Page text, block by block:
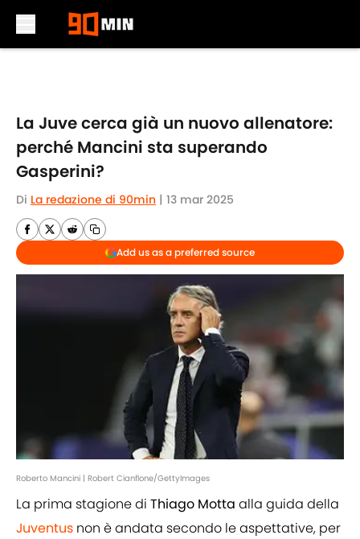
La Juve cerca già un nuovo allenatore:
perché Mancini sta superando
Gasperini?
Di La redazione di 90min | 13 mar 2025
Add us as a preferred source
Roberto Mancini | Robert Cianflone/GettyImages
La prima stagione di Thiago Motta alla guida della
Juventus non è andata secondo le aspettative, per